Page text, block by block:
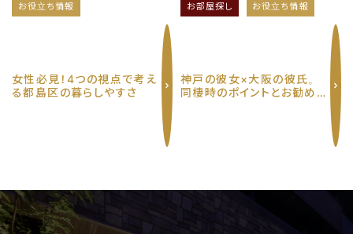
お役立ち情報
女性必見！4つの視点で考え
る都島区の暮らしやすさ
お部屋探し お役立ち情報
神戸の彼女×大阪の彼氏。
同棲時のポイントとお勧めの